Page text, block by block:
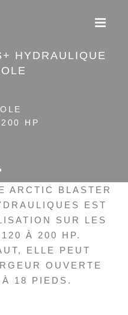
HYDRAULIQUE
HP
ARCTIC BLASTER
EST
SUR LES
À 200 HP.
ELLE PEUT
OUVERTE
18 PIEDS.